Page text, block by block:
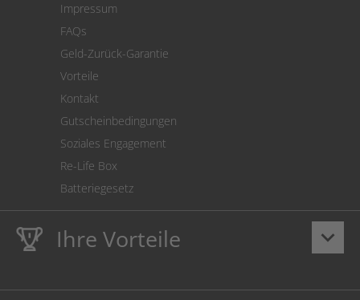
Cookie Einstellungen
Impressum
FAQs
Geld-Zurück-Garantie
Vorteile
Kontakt
Gutscheinbedingungen
Soziales Engagement
Re-Life Box
Batteriegesetz
keyboard_arrow_down
Ihre Vorteile
LebenslangeHausmarke Garantieauf Toner und Tinte